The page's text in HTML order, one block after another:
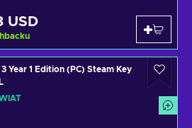
USD
Year 1 Edition (PC) Steam Key